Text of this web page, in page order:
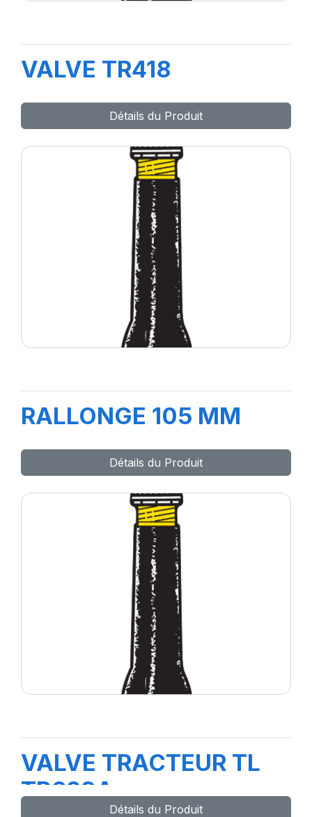
VALVE TR418
Détails du Produit
RALLONGE 105 MM
Détails du Produit
VALVE TRACTEUR TL
TR623A
Détails du Produit